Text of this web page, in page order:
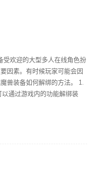
受欢迎的大型多人在线角色扮
因素。有时候玩家可能会因
兽装备如何解绑的方法。 1.
通过游戏内的功能解绑装